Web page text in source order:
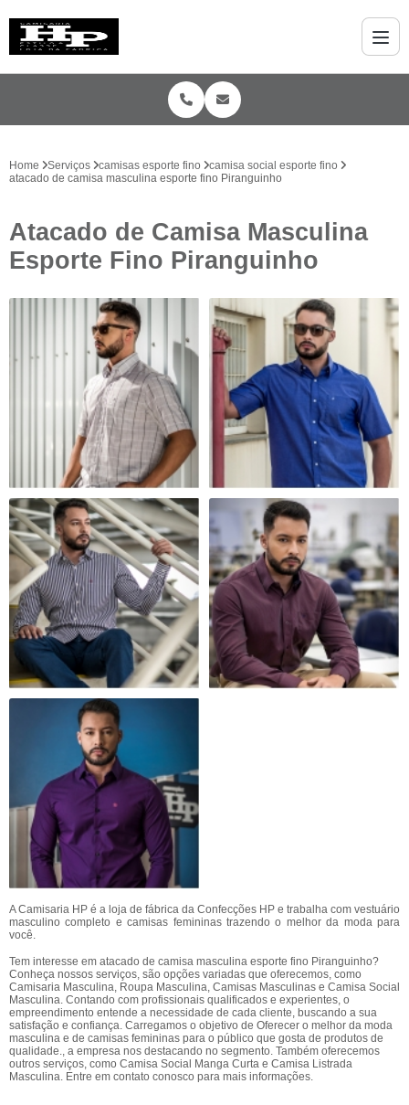
Home Serviços camisas esporte fino
camisa social esporte fino
atacado de camisa masculina esporte fino Piranguinho
Atacado de Camisa Masculina
Esporte Fino Piranguinho
A Camisaria HP é a loja de fábrica da Confecções HP e trabalha com vestuário
masculino completo e camisas femininas trazendo o melhor da moda para
você.
Tem interesse em atacado de camisa masculina esporte fino Piranguinho?
Conheça nossos serviços, são opções variadas que oferecemos, como
Camisaria Masculina, Roupa Masculina, Camisas Masculinas e Camisa Social
Masculina. Contando com profissionais qualificados e experientes, o
empreendimento entende a necessidade de cada cliente, buscando a sua
satisfação e confiança. Carregamos o objetivo de Oferecer o melhor da moda
masculina e de camisas femininas para o público que gosta de produtos de
qualidade., a empresa nos destacando no segmento. Também oferecemos
outros serviços, como Camisa Social Manga Curta e Camisa Listrada
Masculina. Entre em contato conosco para mais informações.